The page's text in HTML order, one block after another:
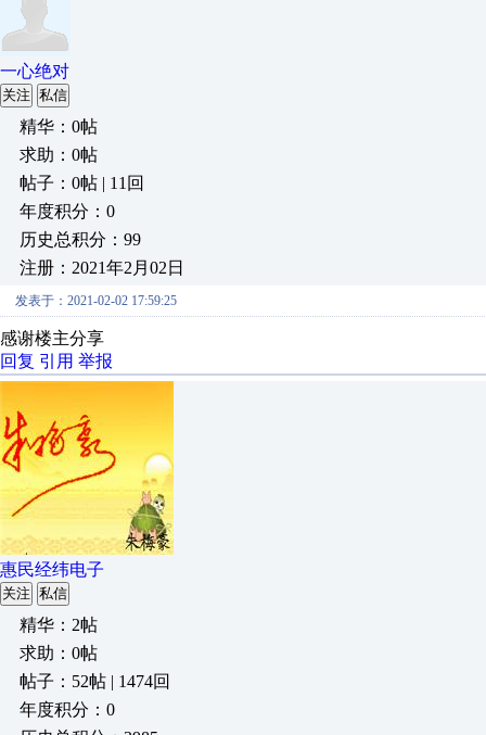
一心绝对
关注 私信
精华：0帖
求助：0帖
帖子：0帖 | 11回
年度积分：0
历史总积分：99
注册：2021年2月02日
发表于：2021-02-02 17:59:25
感谢楼主分享
回复 引用 举报
惠民经纬电子
关注 私信
精华：2帖
求助：0帖
帖子：52帖 | 1474回
年度积分：0